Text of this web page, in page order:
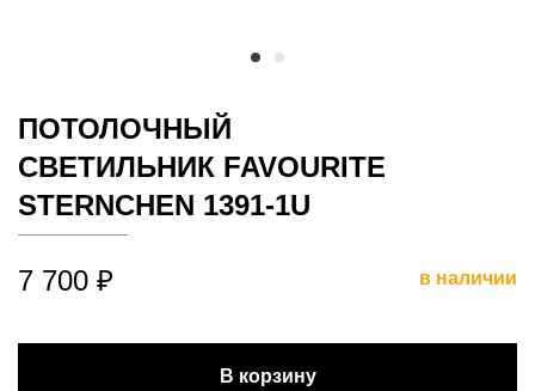
ПОТОЛОЧНЫЙ
СВЕТИЛЬНИК FAVOURITE
STERNCHEN 1391-1U
7 700 ₽ в наличии
В корзину